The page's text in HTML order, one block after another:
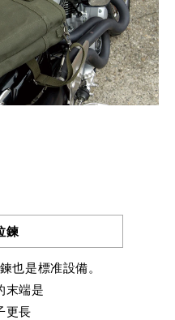
鍊
也是標准設備。
末端是
更長